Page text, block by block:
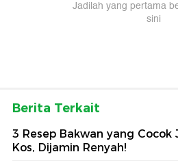
Berita Terkait
3 Resep Bakwan yang Cocok
Kos, Dijamin Renyah!